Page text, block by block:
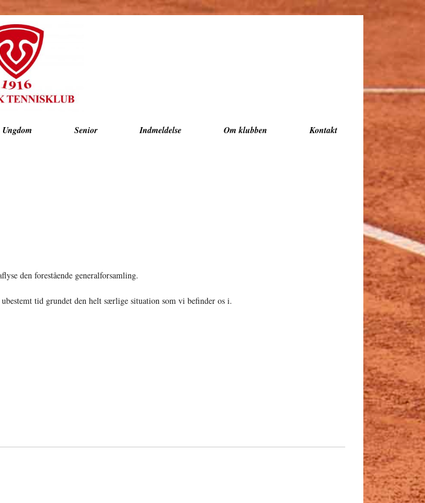
Ungdom Senior Indmeldelse Om klubben Kontakt
den forestående generalforsamling.
tid grundet den helt særlige situation som vi befinder os i.